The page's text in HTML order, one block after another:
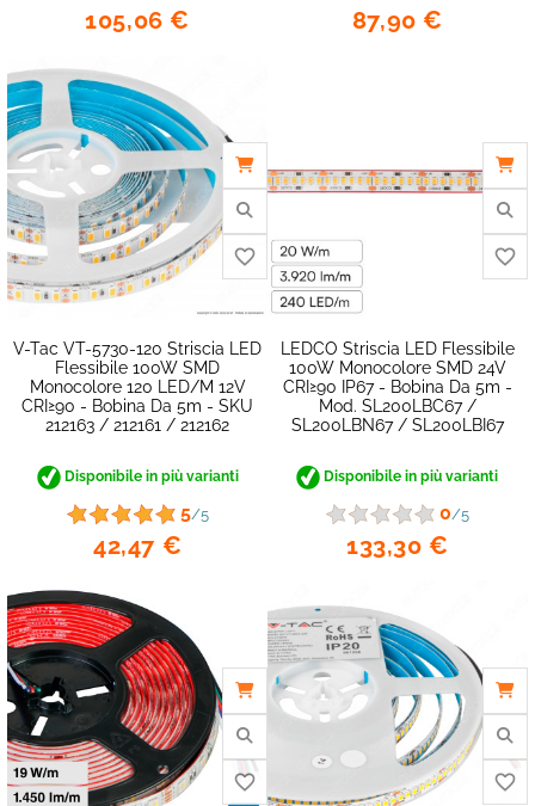
105,06 € 87,90 €
V-Tac VT-5730-120 Striscia LED
Flessibile 100W SMD
Monocolore 120 LED/m 12V
CRI≥90 - Bobina Da 5m - SKU
212163 / 212161 / 212162
Disponibile in più varianti
5/5
42,47 €
favorite_border
LEDCO Striscia LED Flessibile
100W Monocolore SMD 24V
CRI≥90 IP67 - Bobina Da 5m -
Mod. SL200LBC67 /
SL200LBN67 / SL200LBI67
Disponibile in più varianti
0/5
133,30 €